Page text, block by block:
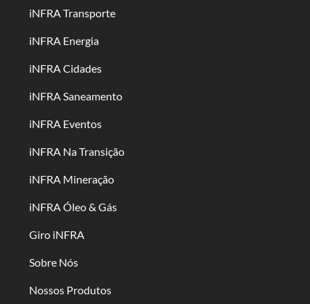
iNFRA Transporte
iNFRA Energia
iNFRA Cidades
iNFRA Saneamento
iNFRA Eventos
iNFRA Na Transição
iNFRA Mineração
iNFRA Óleo & Gás
Giro iNFRA
Sobre Nós
Nossos Produtos